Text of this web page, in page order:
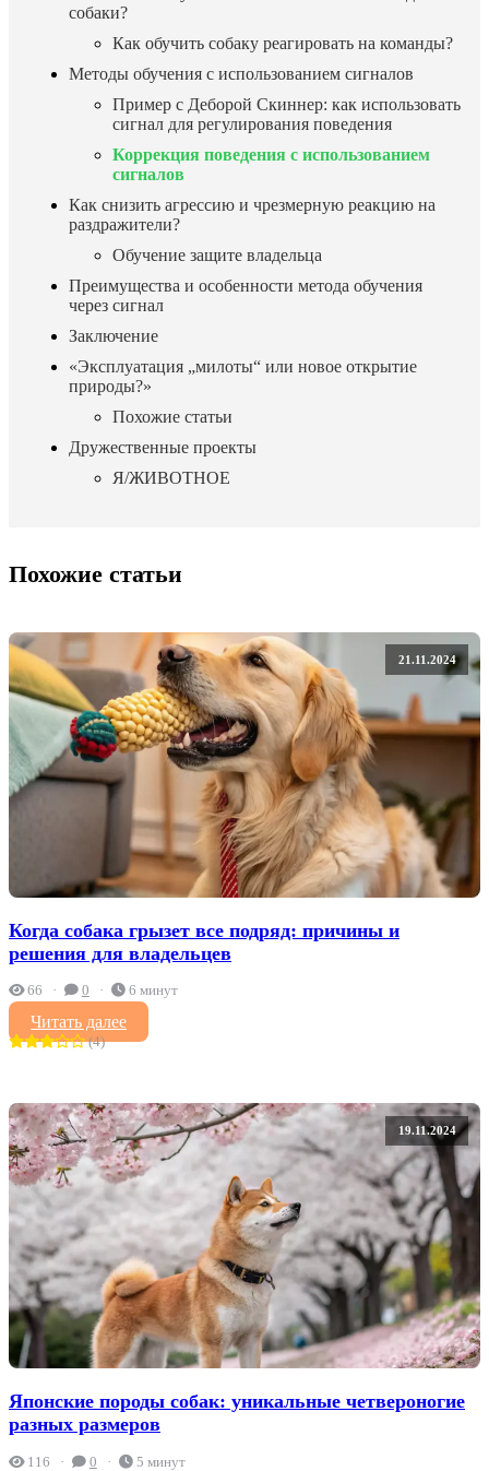
собаки?
Как обучить собаку реагировать на команды?
Методы обучения с использованием сигналов
Пример с Деборой Скиннер: как использовать
сигнал для регулирования поведения
Коррекция поведения с использованием
сигналов
Как снизить агрессию и чрезмерную реакцию на
раздражители?
Обучение защите владельца
Преимущества и особенности метода обучения
через сигнал
Заключение
«Эксплуатация „милоты“ или новое открытие
природы?»
Похожие статьи
Дружественные проекты
Я/ЖИВОТНОЕ
Похожие статьи
21.11.2024
Когда собака грызет все подряд: причины и
решения для владельцев
66 0 6 минут
Читать далее
(4)
19.11.2024
Японские породы собак: уникальные четвероногие
разных размеров
116 0 5 минут